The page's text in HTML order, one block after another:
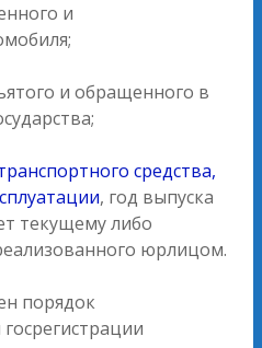
и
и обращенного в
средства,
, год выпуска
текущему либо
юрлицом.
порядок